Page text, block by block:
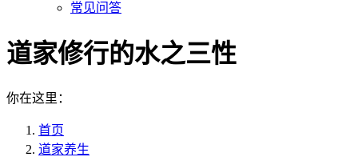
常见问答
道家修行的水之三性
你在这里：
首页
道家养生